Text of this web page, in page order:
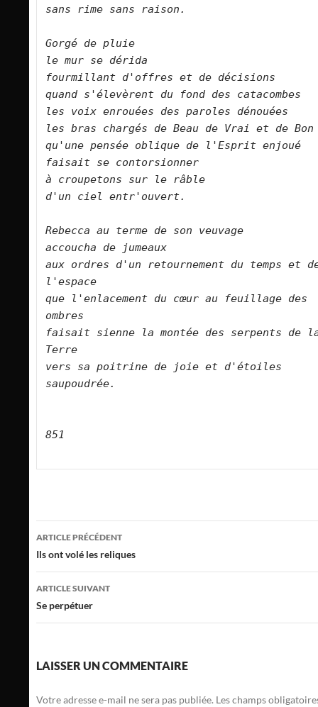
sans rime sans raison.
Gorgé de pluie
le mur se dérida
fourmillant d'offres et de décisions
quand s'élevèrent du fond des
les voix enrouées des paroles dénouées
les bras chargés de Beau de Vrai et de Bon
qu'une pensée oblique de l'Esprit
faisait se contorsionner
à croupetons sur le râble
d'un ciel entr'ouvert.
Rebecca au terme de son veuvage
accoucha de jumeaux
aux ordres d'un retournement du temps et
l'espace
que l'enlacement du cœur au feuillage des
ombres
faisait sienne la montée des serpents de
Terre
vers sa poitrine de joie et d'étoiles
saupoudrée.
851
Navigation
des
articles
ARTICLE PRÉCÉDENT
Ils ont volé les reliques
ARTICLE SUIVANT
Se perpétuer
LAISSER UN COMMENTAIRE
Votre adresse e-mail ne sera pas publiée. Les champs